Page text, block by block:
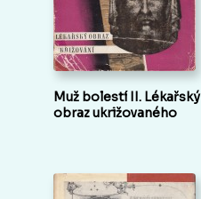
Muž bolestí II. Lékařský
obraz ukrižovaného